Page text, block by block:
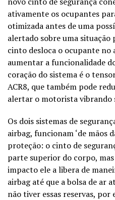
ativamente os ocupantes
otimizada antes de uma
alertado sobre uma
cinto desloca o ocupante no
aumentar a funcionalidade
coração do sistema é o
ACR8, que também pode
alertar o motorista vibrando
Os dois sistemas de
airbag, funcionam ‘de mãos
proteção: o cinto de
parte superior do corpo,
impacto ele a libera de
airbag até que a bolsa de ar
não tiver essas reservas,